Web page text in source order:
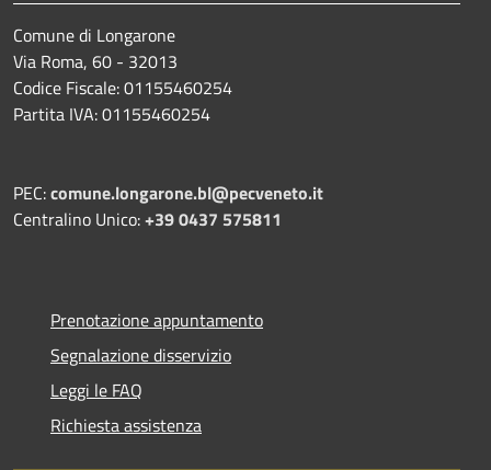
Comune di Longarone
Via Roma, 60 - 32013
Codice Fiscale: 01155460254
Partita IVA: 01155460254
PEC:comune.longarone.bl@pecveneto.it
Centralino Unico:+39 0437 575811
Prenotazione appuntamento
Segnalazione disservizio
Leggi le FAQ
Richiesta assistenza